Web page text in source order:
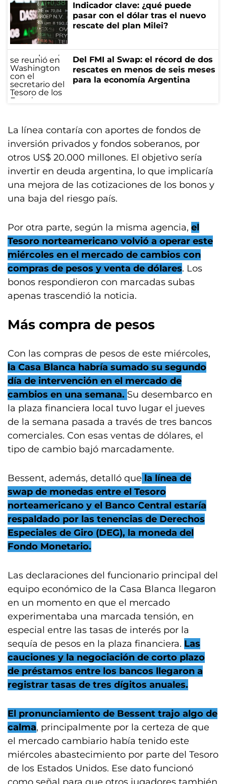
Indicador clave: ¿qué puede
pasar con el dólar tras el nuevo
rescate del plan Milei?
Del FMI al Swap: el récord de dos
rescates en menos de seis meses
para la economía Argentina
La línea contaría con aportes de fondos de
inversión privados y fondos soberanos, por
otros US$ 20.000 millones. El objetivo sería
invertir en deuda argentina, lo que implicaría
una mejora de las cotizaciones de los bonos y
una baja del riesgo país.
Por otra parte, según la misma agencia, el
Tesoro norteamericano volvió a operar este
miércoles en el mercado de cambios con
compras de pesos y venta de dólares. Los
bonos respondieron con marcadas subas
apenas trascendió la noticia.
Más compra de pesos
Con las compras de pesos de este miércoles,
la Casa Blanca habría sumado su segundo
día de intervención en el mercado de
cambios en una semana. Su desembarco en
la plaza financiera local tuvo lugar el jueves
de la semana pasada a través de tres bancos
comerciales. Con esas ventas de dólares, el
tipo de cambio bajó marcadamente.
Bessent, además, detalló que la línea de
swap de monedas entre el Tesoro
norteamericano y el Banco Central estaría
respaldado por las tenencias de Derechos
Especiales de Giro (DEG), la moneda del
Fondo Monetario.
Las declaraciones del funcionario principal del
equipo económico de la Casa Blanca llegaron
en un momento en que el mercado
experimentaba una marcada tensión, en
especial entre las tasas de interés por la
sequía de pesos en la plaza financiera. Las
cauciones y la negociación de corto plazo
de préstamos entre los bancos llegaron a
registrar tasas de tres dígitos anuales.
El pronunciamiento de Bessent trajo algo de
calma, principalmente por la certeza de que
el mercado cambiario había tenido este
miércoles abastecimiento por parte del Tesoro
de los Estados Unidos. Ese dato funcionó